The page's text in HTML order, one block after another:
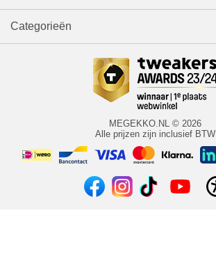
Categorieën
MEGEKKO.NL © 2026
Alle prijzen zijn inclusief BTW